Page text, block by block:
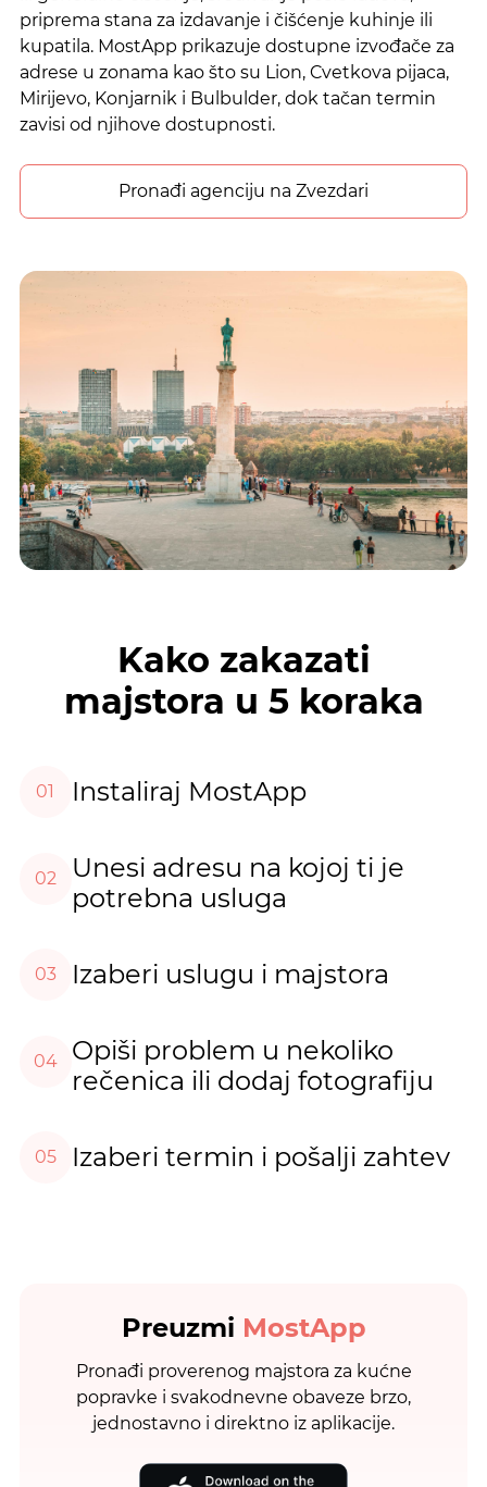
priprema stana za izdavanje i čišćenje kuhinje ili
kupatila. MostApp prikazuje dostupne izvođače za
adrese u zonama kao što su Lion, Cvetkova pijaca,
Mirijevo, Konjarnik i Bulbulder, dok tačan termin
zavisi od njihove dostupnosti.
Pronađi agenciju na Zvezdari
Kako zakazati
majstora u 5 koraka
01 Instaliraj MostApp
02
Unesi adresu na kojoj ti je
potrebna usluga
03 Izaberi uslugu i majstora
04
Opiši problem u nekoliko
rečenica ili dodaj fotografiju
05 Izaberi termin i pošalji zahtev
Preuzmi MostApp
Pronađi proverenog majstora za kućne
popravke i svakodnevne obaveze brzo,
jednostavno i direktno iz aplikacije.